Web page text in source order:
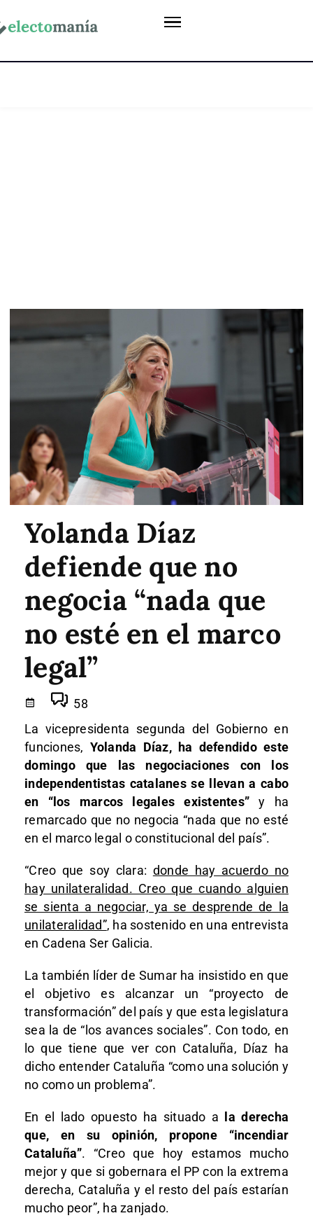
Yolanda Díaz
defiende que no
negocia “nada que
no esté en el marco
legal”
58
La vicepresidenta segunda del Gobierno en
funciones, Yolanda Díaz, ha defendido este
domingo que las negociaciones con los
independentistas catalanes se llevan a cabo
en “los marcos legales existentes” y ha
remarcado que no negocia “nada que no esté
en el marco legal o constitucional del país”.
“Creo que soy clara: donde hay acuerdo no
hay unilateralidad. Creo que cuando alguien
se sienta a negociar, ya se desprende de la
unilateralidad”, ha sostenido en una entrevista
en Cadena Ser Galicia.
La también líder de Sumar ha insistido en que
el objetivo es alcanzar un “proyecto de
transformación” del país y que esta legislatura
sea la de “los avances sociales”. Con todo, en
lo que tiene que ver con Cataluña, Díaz ha
dicho entender Cataluña “como una solución y
no como un problema”.
En el lado opuesto ha situado a
la derecha
que, en su opinión, propone “incendiar
Cataluña”. “Creo que hoy estamos mucho
mejor y que si gobernara el PP con la extrema
derecha, Cataluña y el resto del país estarían
mucho peor”, ha zanjado.